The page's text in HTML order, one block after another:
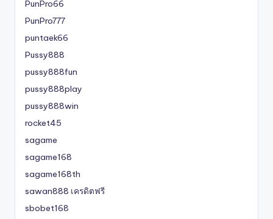
PunPro66
PunPro777
puntaek66
Pussy888
pussy888fun
pussy888play
pussy888win
rocket45
sagame
sagame168
sagame168th
sawan888 เครดิตฟรี
sbobet168